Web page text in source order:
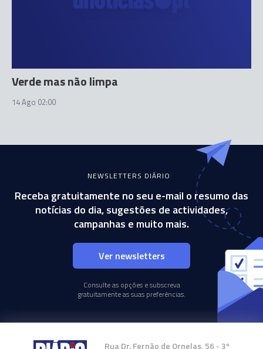
Verde mas não limpa
14 Ago 02:00
NEWSLETTERS DIÁRIO
Receba gratuitamente no seu e-mail o resumo das
notícias do dia, sugestões de actividades,
campanhas e muito mais.
Ver newsletters
Consulte as opções e subscreva
gratuitamente as suas preferências.
Rua Dr. Fernão de Ornelas, 56 - 3º